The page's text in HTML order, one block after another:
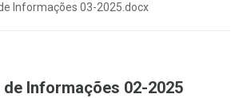
Informações 03-2025.docx
Informações 02-2025